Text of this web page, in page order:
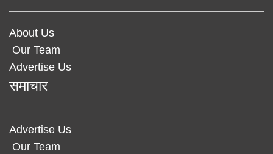
About Us
Our Team
Advertise Us
समाचार
Advertise Us
Our Team